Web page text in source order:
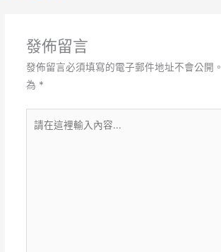
發佈留言
發佈留言必須填寫的電子郵件地址不會公開。
為 *